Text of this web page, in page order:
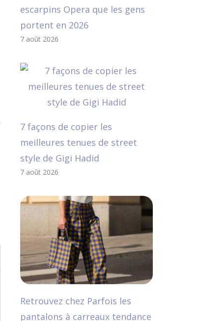
escarpins Opera que les gens
portent en 2026
7 août 2026
7 façons de copier les
meilleures tenues de street
style de Gigi Hadid
7 août 2026
Retrouvez chez Parfois les
pantalons à carreaux tendance